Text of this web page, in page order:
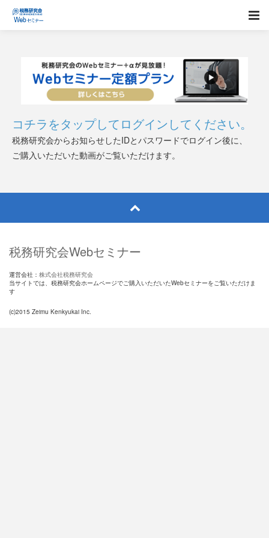
コチラをタップしてログインしてください。
税務研究会からお知らせしたIDとパスワードでログイン後に、
ご購入いただいた動画がご覧いただけます。
税務研究会Webセミナー
運営会社： 株式会社税務研究会
当サイトでは、税務研究会ホームページでご購入いただいたWebセミナーをご覧いただけま
す
(c)2015 Zeimu Kenkyukai Inc.